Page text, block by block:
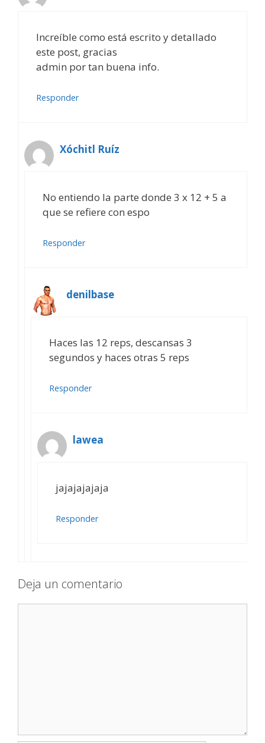
Increíble como está escrito y detallado
este post, gracias
admin por tan buena info.
Responder
Xóchitl Ruíz
No entiendo la parte donde 3 x 12 + 5 a
que se refiere con espo
Responder
denilbase
Haces las 12 reps, descansas 3
segundos y haces otras 5 reps
Responder
lawea
jajajajajaja
Responder
Deja un comentario